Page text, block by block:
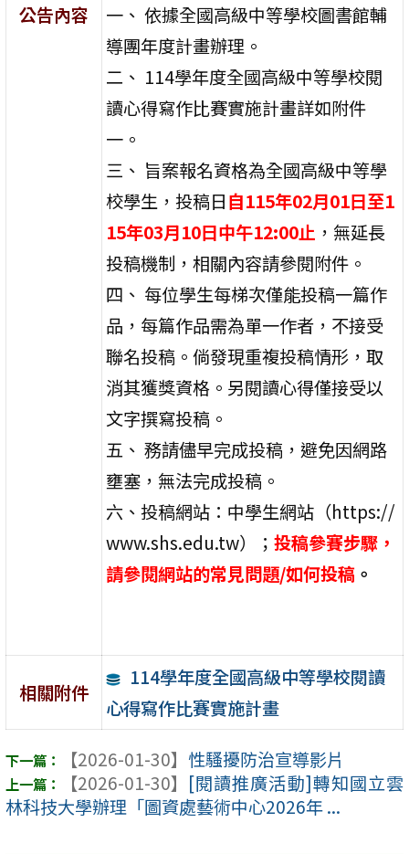
公告內容
一、 依據全國高級中等學校圖書館輔
導團年度計畫辦理。
二、 114學年度全國高級中等學校閱
讀心得寫作比賽實施計畫詳如附件
一。
三、 旨案報名資格為全國高級中等學
校學生，投稿日自115年02月01日至1
15年03月10日中午12:00止 ，無延長
投稿機制，相關內容請參閱附件。
四、 每位學生每梯次僅能投稿一篇作
品，每篇作品需為單一作者，不接受
聯名投稿。倘發現重複投稿情形，取
消其獲獎資格。另閱讀心得僅接受以
文字撰寫投稿。
五、 務請儘早完成投稿，避免因網路
壅塞，無法完成投稿。
六、投稿網站：中學生網站（https://
www.shs.edu.tw）；投稿參賽步驟，
請參閱網站的常見問題/如何投稿 。
相關附件
114學年度全國高級中等學校閱讀
心得寫作比賽實施計畫
【2026-01-30】 性騷擾防治宣導影片
【2026-01-30】 [閱讀推廣活動]轉知國立雲
林科技大學辦理「圖資處藝術中心2026年 ...